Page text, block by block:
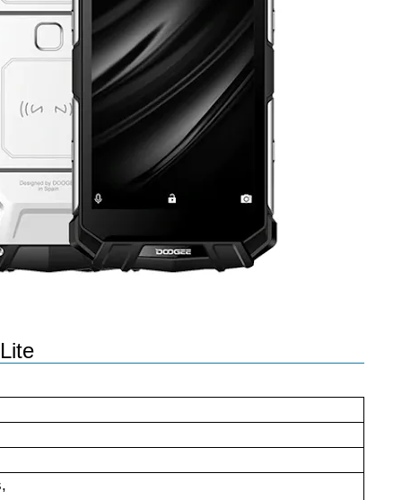
accès à
Snapchat voire
au
offre
23 mars 2026,
de ses clients mobiles en prépayé par 25 et ce,
pour toute recharge de 30 Dh ou plus. De plus,
Orange offre, suite à n'importe quelle recharge,
un volume d'internet variant selon le montant de
ladite recharge. La durée de validité du volume
d'internet est de 7 jours alors que celle du solde